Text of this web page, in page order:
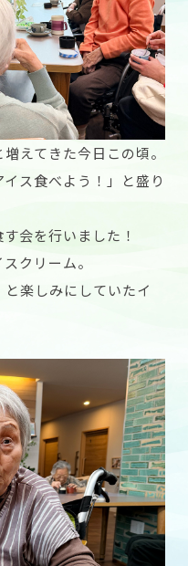
えてきた今日この頃。
イス食べよう！」と盛り
会を行いました！
クリーム。
楽しみにしていたイ